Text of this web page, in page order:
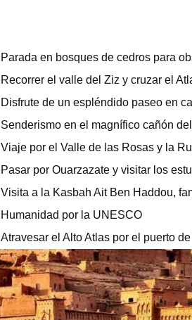
Parada en bosques de cedros para
Recorrer el valle del Ziz y cruzar el
Disfrute de un espléndido paseo en
Senderismo en el magnífico cañón
Viaje por el Valle de las Rosas y la
Pasar por Ouarzazate y visitar los
Visita a la Kasbah Ait Ben Haddou,
Humanidad por la UNESCO
Atravesar el Alto Atlas por el puerto